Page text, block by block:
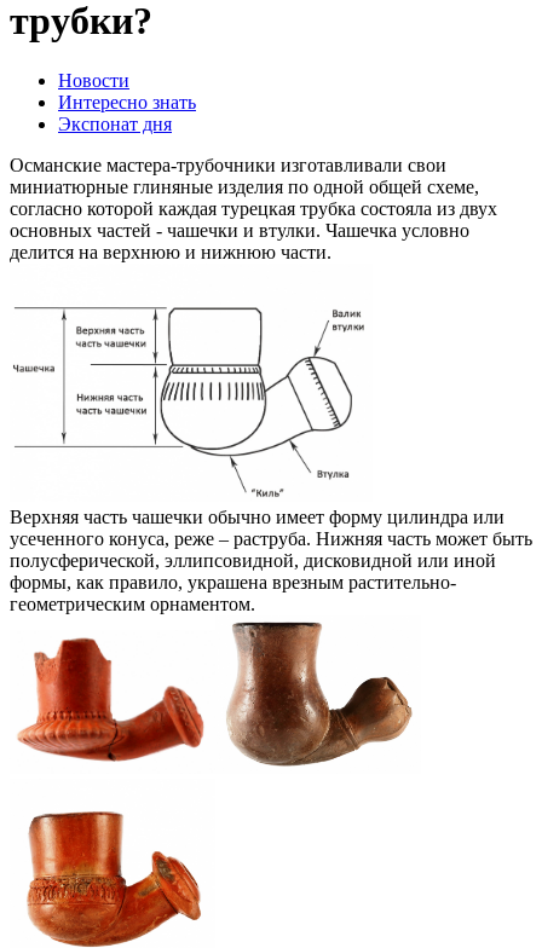
трубки?
Новости
Интересно знать
Экспонат дня
Османские мастера-трубочники изготавливали свои
миниатюрные глиняные изделия по одной общей схеме,
согласно которой каждая турецкая трубка состояла из двух
основных частей - чашечки и втулки. Чашечка условно
делится на верхнюю и нижнюю части.
Верхняя часть чашечки обычно имеет форму цилиндра или
усеченного конуса, реже – раструба. Нижняя часть может быть
полусферической, эллипсовидной, дисковидной или иной
формы, как правило, украшена врезным растительно-
геометрическим орнаментом.